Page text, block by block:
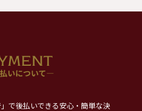
で後払いできる安心・簡単な決